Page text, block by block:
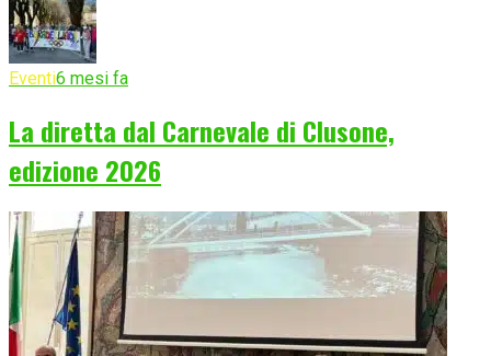
Eventi6 mesi fa
La diretta dal Carnevale di Clusone,
edizione 2026